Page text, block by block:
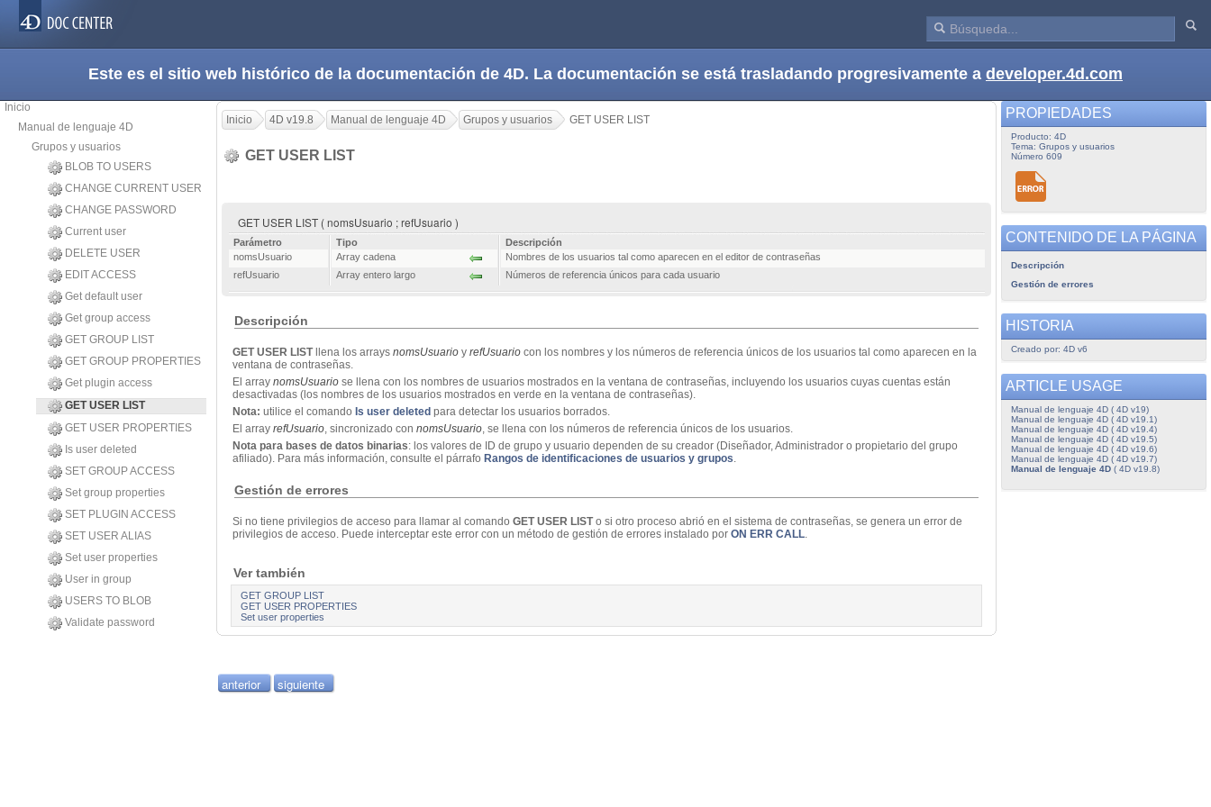
Este es el sitio web histórico de la documentación de 4D. La documentación se está trasladando progresivamente a developer.4d.com
Inicio
Manual de lenguaje 4D
Grupos y usuarios
BLOB TO USERS
CHANGE CURRENT USER
CHANGE PASSWORD
Current user
DELETE USER
EDIT ACCESS
Get default user
Get group access
GET GROUP LIST
GET GROUP PROPERTIES
Get plugin access
GET USER LIST
GET USER PROPERTIES
Is user deleted
SET GROUP ACCESS
Set group properties
SET PLUGIN ACCESS
SET USER ALIAS
Set user properties
User in group
USERS TO BLOB
Validate password
Inicio 4D v19.8 Manual de lenguaje 4D Grupos y usuarios GET USER LIST
GET USER LIST
GET USER LIST ( nomsUsuario ; refUsuario )
Parámetro Tipo
Descripción
nomsUsuario
Array cadena
Nombres de los usuarios tal como aparecen en el editor de contraseñas
refUsuario
Array entero largo Números de referencia únicos para cada usuario
Descripción
GET USER LISTllena los arrays nomsUsuario y refUsuario con los nombres y los números de referencia únicos de los usuarios tal como aparecen en la
ventana de contraseñas.
El array nomsUsuario se llena con los nombres de usuarios mostrados en la ventana de contraseñas, incluyendo los usuarios cuyas cuentas están
desactivadas (los nombres de los usuarios mostrados en verde en la ventana de contraseñas).
Nota: utilice el comando Is user deleted para detectar los usuarios borrados.
El array refUsuario, sincronizado con nomsUsuario, se llena con los números de referencia únicos de los usuarios.
Nota para bases de datos binarias: los valores de ID de grupo y usuario dependen de su creador (Diseñador, Administrador o propietario del grupo
afiliado). Para más información, consulte el párrafo Rangos de identificaciones de usuarios y grupos.
Gestión de errores
Si no tiene privilegios de acceso para llamar al comando GET USER LISTo si otro proceso abrió en el sistema de contraseñas, se genera un error de
privilegios de acceso. Puede interceptar este error con un método de gestión de errores instalado por ON ERR CALL
Ver también
GET GROUP LIST
GET USER PROPERTIES
Set user properties
anterior siguiente
PROPIEDADES
Producto: 4D
Tema: Grupos y usuarios
Número 609
CONTENIDO DE LA PÁGINA
Descripción
Gestión de errores
HISTORIA
Creado por: 4D v6
ARTICLE USAGE
Manual de lenguaje 4D ( 4D v19)
Manual de lenguaje 4D ( 4D v19.1)
Manual de lenguaje 4D ( 4D v19.4)
Manual de lenguaje 4D ( 4D v19.5)
Manual de lenguaje 4D ( 4D v19.6)
Manual de lenguaje 4D ( 4D v19.7)
Manual de lenguaje 4D( 4D v19.8)